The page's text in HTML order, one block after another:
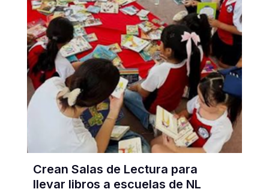
Crean Salas de Lectura para
llevar libros a escuelas de NL